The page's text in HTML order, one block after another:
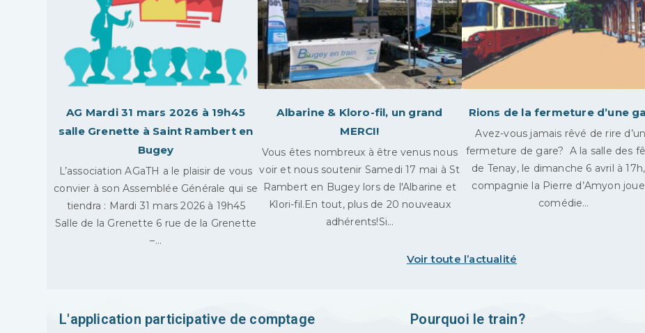
AG Mardi 31 mars 2026 à 19h45
salle Grenette à Saint Rambert en
Bugey
L’association AGaTH a le plaisir de vous
convier à son Assemblée Générale qui se
tiendra : Mardi 31 mars 2026 à 19h45
Salle de la Grenette 6 rue de la Grenette
–…
Albarine & Kloro-fil, un grand
MERCI!
Vous êtes nombreux à être venus nous
voir et nous soutenir Samedi 17 mai à St
Rambert en Bugey lors de l'Albarine et
Klori-fil.En tout, plus de 20 nouveaux
adhérents!Si…
Rions de la fermeture d’une
Avez-vous jamais rêvé de rire
fermeture de gare? A la salle des
de Tenay, le dimanche 6 avril à
compagnie la Pierre d’Amyon
comédie…
Voir toute l’actualité
L'application participative de comptage
Pourquoi le train?